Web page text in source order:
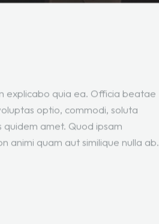
explicabo quia ea. Officia beatae
optio, commodi, soluta
amet. Quod ipsam
animi quam aut similique nulla ab.